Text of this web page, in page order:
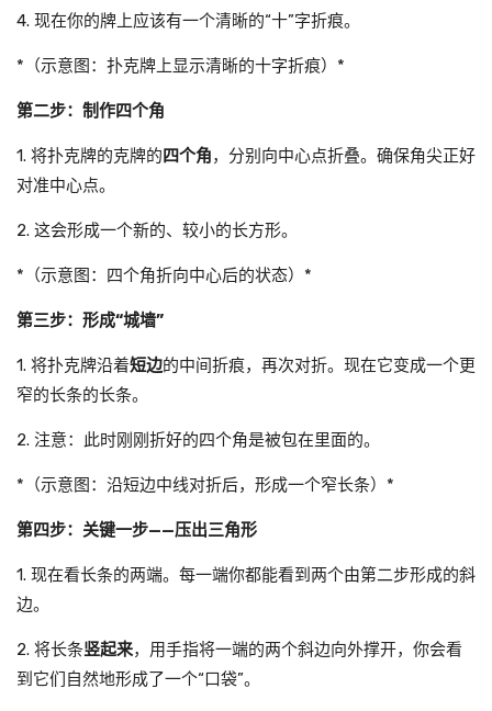
4. 现在你的牌上应该有一个清晰的“十”字折痕。
*（示意图：扑克牌上显示清晰的十字折痕）*
第二步：制作四个角
1. 将扑克牌的克牌的四个角，分别向中心点折叠。确保角尖正好
对准中心点。
2. 这会形成一个新的、较小的长方形。
*（示意图：四个角折向中心后的状态）*
第三步：形成“城墙”
1. 将扑克牌沿着短边的中间折痕，再次对折。现在它变成一个更
窄的长条的长条。
2. 注意：此时刚刚折好的四个角是被包在里面的。
*（示意图：沿短边中线对折后，形成一个窄长条）*
第四步：关键一步——压出三角形
1. 现在看长条的两端。每一端你都能看到两个由第二步形成的斜
边。
2. 将长条竖起来，用手指将一端的两个斜边向外撑开，你会看
到它们自然地形成了一个“口袋”。